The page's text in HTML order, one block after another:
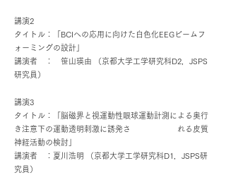
講演2
タイトル：「BCIへの応用に向けた白色化EEGビームフ
ォーミングの設計」
講演者 ： 笹山瑛由 （京都大学工学研究科D2，JSPS
研究員）
講演3
タイトル：「脳磁界と視運動性眼球運動計測による奥行
き注意下の運動透明刺激に誘発さ れる皮質
神経活動の検討」
講演者 ：夏川浩明 （京都大学工学研究科D1，JSPS研
究員）